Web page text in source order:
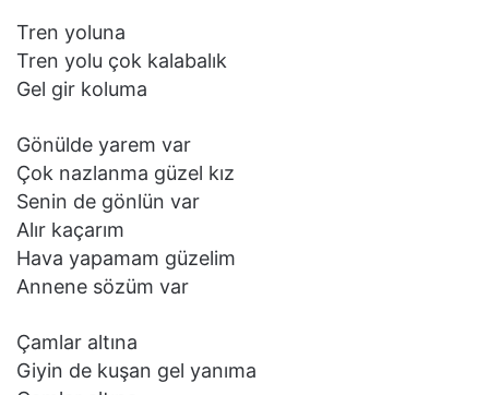
Tren yoluna
Tren yolu çok kalabalık
Gel gir koluma
Gönülde yarem var
Çok nazlanma güzel kız
Senin de gönlün var
Alır kaçarım
Hava yapamam güzelim
Annene sözüm var
Çamlar altına
Giyin de kuşan gel yanıma